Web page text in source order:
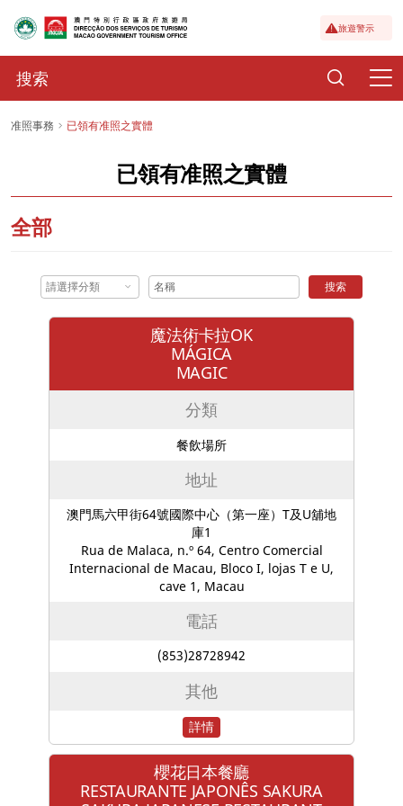
旅遊警示
准照事務 已領有准照之實體
已領有准照之實體
全部
請選擇分類 搜索
魔法術卡拉OK
MÁGICA
MAGIC
分類
餐飲場所
地址
澳門馬六甲街64號國際中心（第一座）T及U舖地
庫1
Rua de Malaca, n.º 64, Centro Comercial
Internacional de Macau, Bloco I, lojas T e U,
cave 1, Macau
電話
(853)28728942
其他
詳情
櫻花日本餐廳
RESTAURANTE JAPONÊS SAKURA